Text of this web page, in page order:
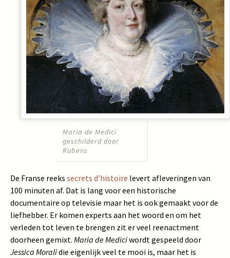
Maria de Medici
geschilderd door
Rubens
De Franse reeks secrets d’histoire levert afleveringen van
100 minuten af. Dat is lang voor een historische
documentaire op televisie maar het is ook gemaakt voor de
liefhebber. Er komen experts aan het woord en om het
verleden tot leven te brengen zit er veel reenactment
doorheen gemixt. Maria de Mediciwordt gespeeld door
Jessica Moralidie eigenlijk veel te mooi is, maar het is